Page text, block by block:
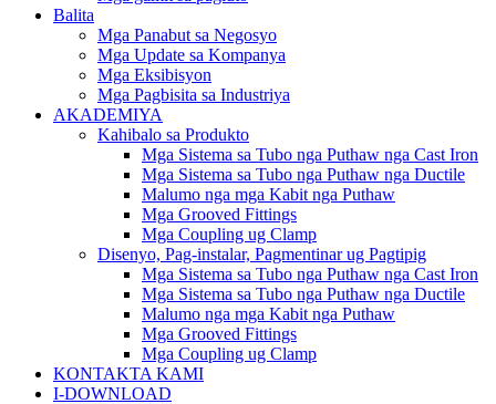
Balita
Mga Panabut sa Negosyo
Mga Update sa Kompanya
Mga Eksibisyon
Mga Pagbisita sa Industriya
AKADEMIYA
Kahibalo sa Produkto
Mga Sistema sa Tubo nga Puthaw nga Cast Iron
Mga Sistema sa Tubo nga Puthaw nga Ductile
Malumo nga mga Kabit nga Puthaw
Mga Grooved Fittings
Mga Coupling ug Clamp
Disenyo, Pag-instalar, Pagmentinar ug Pagtipig
Mga Sistema sa Tubo nga Puthaw nga Cast Iron
Mga Sistema sa Tubo nga Puthaw nga Ductile
Malumo nga mga Kabit nga Puthaw
Mga Grooved Fittings
Mga Coupling ug Clamp
KONTAKTA KAMI
I-DOWNLOAD